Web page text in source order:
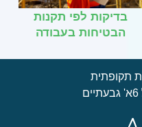
בדיקות לפי תקנות
הבטיחות בעבודה
תקופתית